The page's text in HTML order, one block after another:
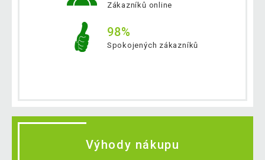
Zákazníků online
98%
Spokojených zákazníků
Výhody nákupu